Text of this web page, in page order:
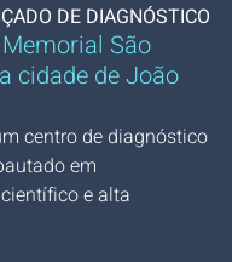
DE DIAGNÓSTICO
São
cidade de João
centro de diagnóstico
em
e alta